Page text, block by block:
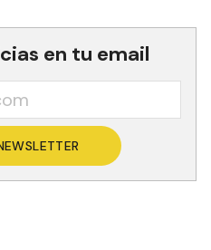
en tu email